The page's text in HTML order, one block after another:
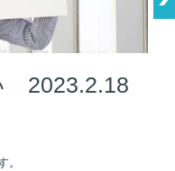
2023.2.18
。